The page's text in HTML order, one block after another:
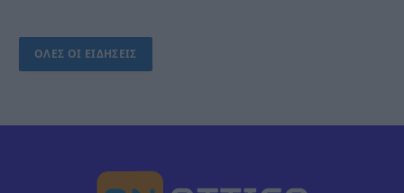
ΟΛΕΣ ΟΙ ΕΙΔΗΣΕΙΣ